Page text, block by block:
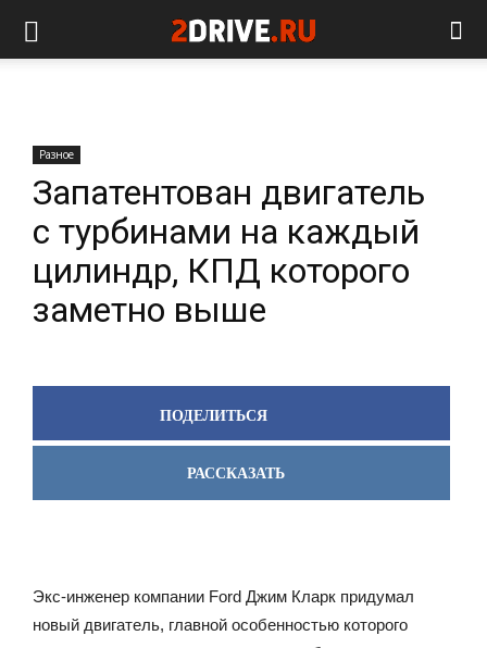
Разное
Запатентован двигатель
с турбинами на каждый
цилиндр, КПД которого
заметно выше
ПОДЕЛИТЬСЯ
РАССКАЗАТЬ
Экс-инженер компании Ford Джим Кларк придумал
новый двигатель, главной особенностью которого